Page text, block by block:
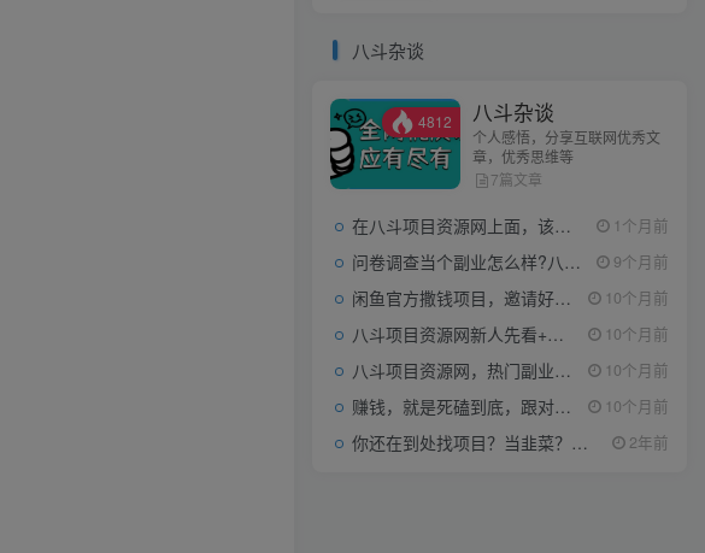
八斗杂谈
4812 八斗杂谈
个人感悟，分享互联网优秀文
章，优秀思维等
7篇文章
在八斗项目资源网上面，该看什么类型的赚钱项目 1个月前
问卷调查当个副业怎么样?八斗告诉你 9个月前
闲鱼官方撒钱项目，邀请好友领现金，单价1-8元，0成本可以当个小副业 10个月前
八斗项目资源网新人先看+领取【0撸小项目+互联网工具箱】 10个月前
八斗项目资源网，热门副业项目任你选，每日持续更新 10个月前
赚钱，就是死磕到底，跟对人做对事。 10个月前
你还在到处找项目？当韭菜？我靠项目资源网也能月如过万。 2年前